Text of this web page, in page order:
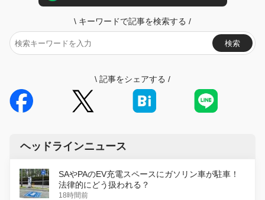
\ キーワードで記事を検索する /
検索
\ 記事をシェアする /
ヘッドラインニュース
SAやPAのEV充電スペースにガソリン車が駐車！
法律的にどう扱われる？
18時間前